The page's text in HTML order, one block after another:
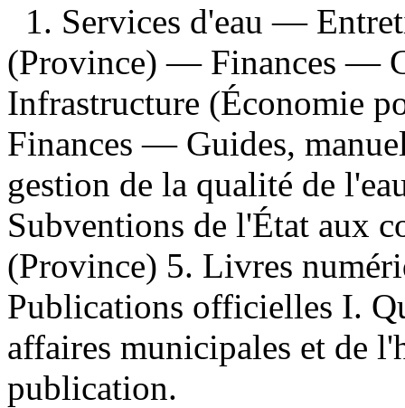
1. Services d'eau —
(Province) — Finances —
Infrastructure (Économie
Finances — Guides,
gestion de la qualité de
Subventions de l'État aux
(Province) 5. Livres
Publications officielles I.
affaires municipales et de
publication.